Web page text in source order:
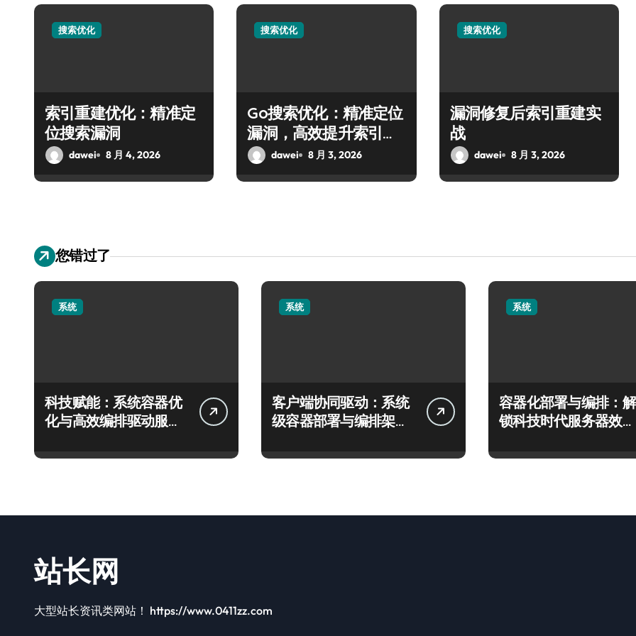
搜索优化
索引重建优化：精准定
位搜索漏洞
dawei 8 月 4, 2026
搜索优化
Go搜索优化：精准定位
漏洞，高效提升索引性
能
dawei 8 月 3, 2026
搜索优化
漏洞修复后索引重建实
战
dawei 8 月 3, 2026
您错过了
系统
科技赋能：系统容器优
化与高效编排驱动服务
系统
客户端协同驱动：系统
级容器部署与编排架构
系统
容器化部署与编排：解
锁科技时代服务器效率
站长网
大型站长资讯类网站！ https://www.0411zz.com